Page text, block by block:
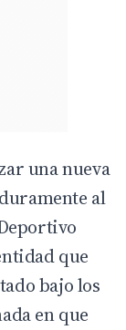
una nueva
al
que
bajo los
en que